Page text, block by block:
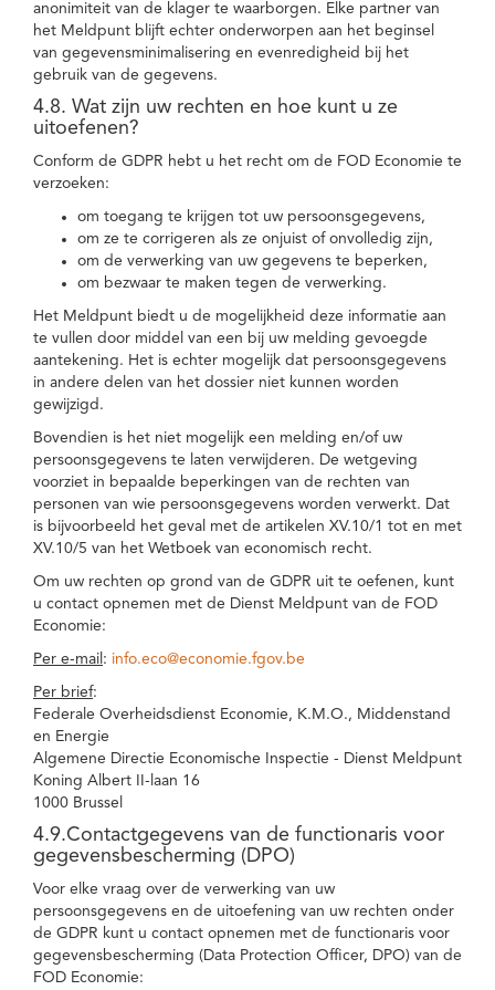
anonimiteit van de klager te waarborgen. Elke partner van
het Meldpunt blijft echter onderworpen aan het beginsel
van gegevensminimalisering en evenredigheid bij het
gebruik van de gegevens.
4.8. Wat zijn uw rechten en hoe kunt u ze
uitoefenen?
Conform de GDPR hebt u het recht om de FOD Economie te
verzoeken:
om toegang te krijgen tot uw persoonsgegevens,
om ze te corrigeren als ze onjuist of onvolledig zijn,
om de verwerking van uw gegevens te beperken,
om bezwaar te maken tegen de verwerking.
Het Meldpunt biedt u de mogelijkheid deze informatie aan
te vullen door middel van een bij uw melding gevoegde
aantekening. Het is echter mogelijk dat persoonsgegevens
in andere delen van het dossier niet kunnen worden
gewijzigd.
Bovendien is het niet mogelijk een melding en/of uw
persoonsgegevens te laten verwijderen. De wetgeving
voorziet in bepaalde beperkingen van de rechten van
personen van wie persoonsgegevens worden verwerkt. Dat
is bijvoorbeeld het geval met de artikelen XV.10/1 tot en met
XV.10/5 van het Wetboek van economisch recht.
Om uw rechten op grond van de GDPR uit te oefenen, kunt
u contact opnemen met de Dienst Meldpunt van de FOD
Economie:
Per e-mail : info.eco@economie.fgov.be
Per brief:
Federale Overheidsdienst Economie, K.M.O., Middenstand
en Energie
Algemene Directie Economische Inspectie - Dienst Meldpunt
Koning Albert II-laan 16
1000 Brussel
4.9.Contactgegevens van de functionaris voor
gegevensbescherming (DPO)
Voor elke vraag over de verwerking van uw
persoonsgegevens en de uitoefening van uw rechten onder
de GDPR kunt u contact opnemen met de functionaris voor
gegevensbescherming (Data Protection Officer, DPO) van de
FOD Economie: